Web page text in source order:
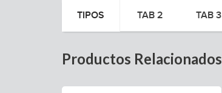
TIPOS TAB 2 TAB 3
Productos Relacionados